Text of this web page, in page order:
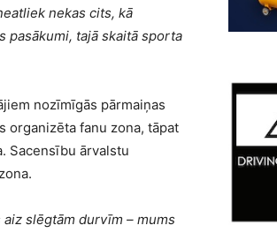
nekas cits, kā
pasākumi, tajā skaitā sporta
nozīmīgās pārmaiņas
organizēta fanu zona, tāpat
Sacensību ārvalstu
slēgtām durvīm – mums